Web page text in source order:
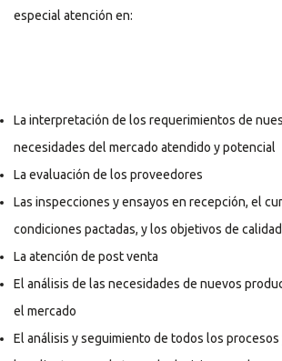
especial atención en:
La interpretación de los requerimientos de
necesidades del mercado atendido y potencial
La evaluación de los proveedores
Las inspecciones y ensayos en recepción, el
condiciones pactadas, y los objetivos de
La atención de post venta
El análisis de las necesidades de nuevos
el mercado
El análisis y seguimiento de todos los